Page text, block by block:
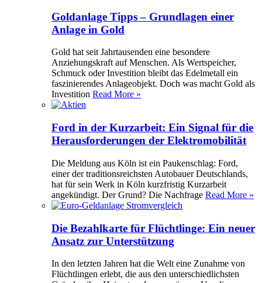
Goldanlage Tipps – Grundlagen einer
Anlage in Gold
Gold hat seit Jahrtausenden eine besondere
Anziehungskraft auf Menschen. Als Wertspeicher,
Schmuck oder Investition bleibt das Edelmetall ein
faszinierendes Anlageobjekt. Doch was macht Gold als
Investition Read More »
Ford in der Kurzarbeit: Ein Signal für die
Herausforderungen der Elektromobilität
Die Meldung aus Köln ist ein Paukenschlag: Ford,
einer der traditionsreichsten Autobauer Deutschlands,
hat für sein Werk in Köln kurzfristig Kurzarbeit
angekündigt. Der Grund? Die Nachfrage Read More »
Die Bezahlkarte für Flüchtlinge: Ein neuer
Ansatz zur Unterstützung
In den letzten Jahren hat die Welt eine Zunahme von
Flüchtlingen erlebt, die aus den unterschiedlichsten